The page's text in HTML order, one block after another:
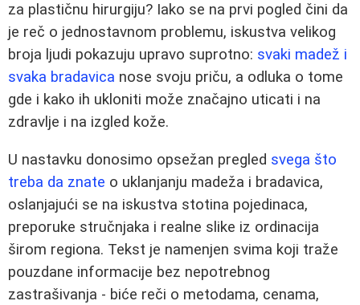
za plastičnu hirurgiju? Iako se na prvi pogled čini da
je reč o jednostavnom problemu, iskustva velikog
broja ljudi pokazuju upravo suprotno: svaki madež i
svaka bradavica nose svoju priču, a odluka o tome
gde i kako ih ukloniti može značajno uticati i na
zdravlje i na izgled kože.
U nastavku donosimo opsežan pregled svega što
treba da znate o uklanjanju madeža i bradavica,
oslanjajući se na iskustva stotina pojedinaca,
preporuke stručnjaka i realne slike iz ordinacija
širom regiona. Tekst je namenjen svima koji traže
pouzdane informacije bez nepotrebnog
zastrašivanja - biće reči o metodama, cenama,